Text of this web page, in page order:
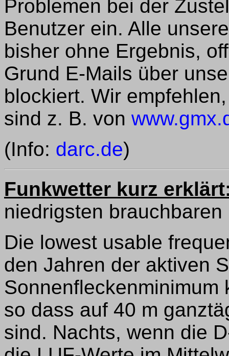
Problemen bei der
Benutzer ein. Alle
bisher ohne Ergebnis,
Grund E-Mails über
blockiert. Wir
sind z. B. von
(Info: darc.de)
Funkwetter kurz
niedrigsten brauchbaren
Die lowest usable
den Jahren der aktiven
so dass auf 40 m
sind. Nachts, wenn die